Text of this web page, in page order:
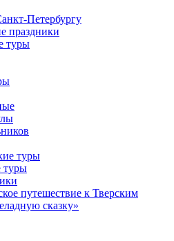
Петербургу
праздники
туры
туры
туры
путешествие к Тверским
сказку»